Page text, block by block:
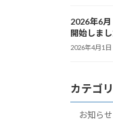
2026年6
開始しまし
2026年4月1日
カテゴ
お知らせ